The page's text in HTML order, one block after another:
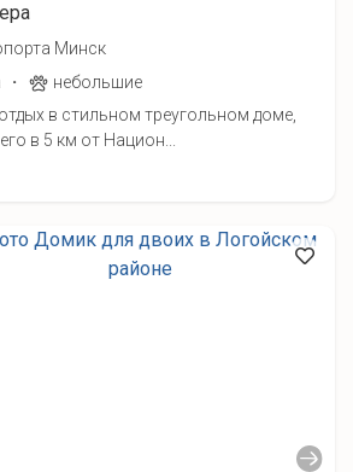
Минск
·
небольшие
в стильном треугольном доме,
в 5 км от Национ...